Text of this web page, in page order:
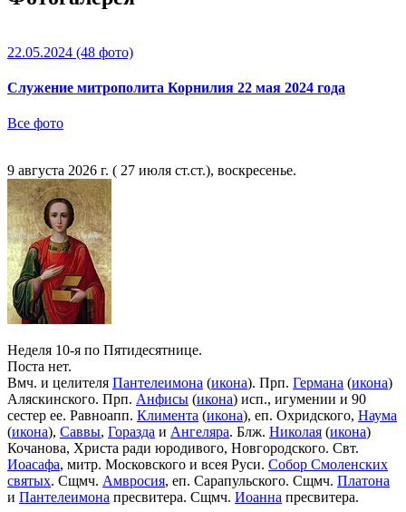
22.05.2024 (48 фото)
Служение митрополита Корнилия 22 мая 2024 года
Все фото
9 августа 2026 г. ( 27 июля ст.ст.), воскресенье.
Неделя 10-я по Пятидесятнице.
Поста нет.
Вмч. и целителя Пантелеимона (икона). Прп. Германа (икона)
Аляскинского. Прп. Анфисы (икона) исп., игумении и 90
сестер ее. Равноапп. Климента (икона), еп. Охридского, Наума
(икона), Саввы, Горазда и Ангеляра. Блж. Николая (икона)
Кочанова, Христа ради юродивого, Новгородского. Свт.
Иоасафа, митр. Московского и всея Руси. Собор Смоленских
святых. Сщмч. Амвросия, еп. Сарапульского. Сщмч. Платона
и Пантелеимона пресвитера. Сщмч. Иоанна пресвитера.